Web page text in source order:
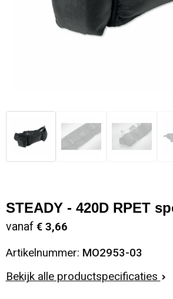
STEADY - 420D RPET
vanaf € 3,66
Artikelnummer: MO2953-03
Bekijk alle productspecificaties